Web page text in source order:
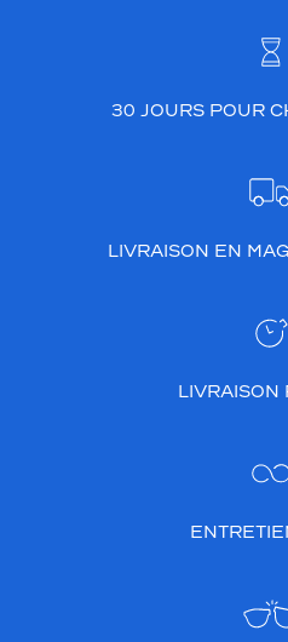
30 JOURS POUR
LIVRAISON EN
LIVRAISON